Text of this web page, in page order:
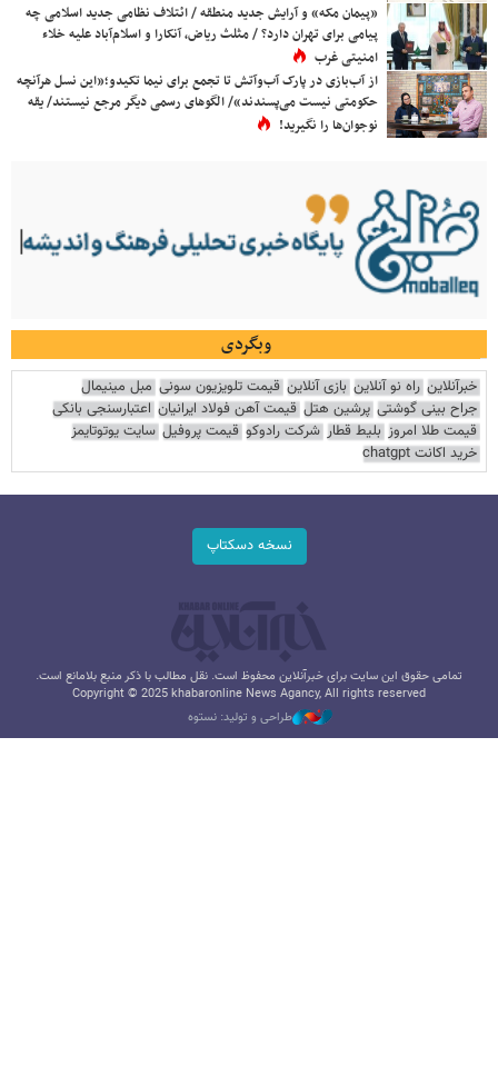
«پیمان مکه» و آرایش جدید منطقه / ائتلاف نظامی جدید اسلامی چه
پیامی برای تهران دارد؟ / مثلث ریاض، آنکارا و اسلام‌آباد علیه خلاء
امنیتی غرب
از آب‌بازی در پارک آب‌وآتش تا تجمع برای نیما تکیدو؛«این نسل هرآنچه
حکومتی نیست می‌پسندند»/ الگوهای رسمی دیگر مرجع نیستند/ یقه
نوجوان‌ها را نگیرید!
وبگردی
خبرآنلاین راه نو آنلاین بازی آنلاین قیمت تلویزیون سونی مبل مینیمال
جراح بینی گوشتی پرشین هتل قیمت آهن فولاد ایرانیان اعتبارسنجی بانکی
قیمت طلا امروز بلیط قطار شرکت رادوکو قیمت پروفیل سایت یوتوتایمز
خرید اکانت chatgpt
نسخه دسکتاپ
تمامی حقوق این سایت برای خبرآنلاین محفوظ است. نقل مطالب با ذکر منبع بلامانع است.
Copyright © 2025 khabaronline News Agancy, All rights reserved
طراحی و تولید: نستوه